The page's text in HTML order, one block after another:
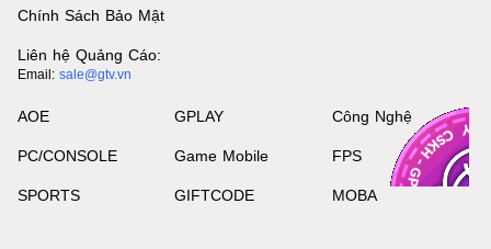
Chính Sách Bảo Mật
Liên hệ Quảng Cáo:
Email: sale@gtv.vn
AOE
PC/CONSOLE
SPORTS
GPLAY
Game Mobile
GIFTCODE
Công Nghệ
FPS
MOBA